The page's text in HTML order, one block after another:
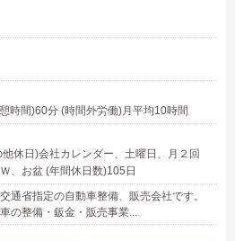
時間)60分 (時間外労働)月平均10時間
休日)会社カレンダー、土曜日、月２回
、お盆 (年間休日数)105日
通省指定の自動車整備、販売会社です。
の整備・鈑金・販売事業...